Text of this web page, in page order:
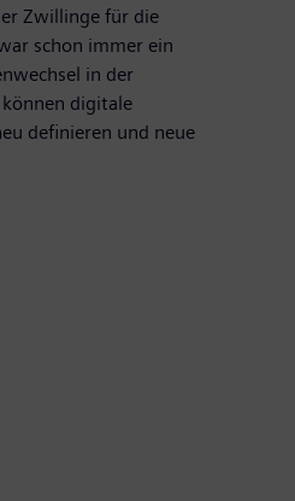
Zwillinge für die
schon immer ein
in der
können digitale
definieren und neue